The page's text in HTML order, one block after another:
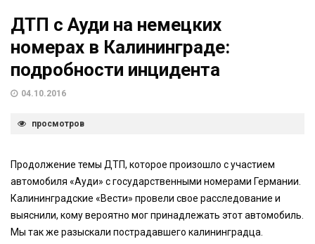
ДТП с Ауди на немецких
номерах в Калининграде:
подробности инцидента
04.10.2016
просмотров
Продолжение темы ДТП, которое произошло с участием
автомобиля «Ауди» с государственными номерами Германии.
Калининградские «Вести» провели свое расследование и
выяснили, кому вероятно мог принадлежать этот автомобиль.
Мы так же разыскали пострадавшего калининградца.